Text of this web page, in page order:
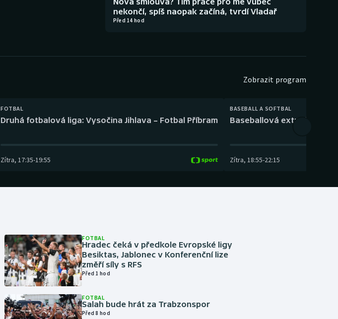
nekončí, spíš naopak začíná, tvrdí Vladař
Před 14 hod
Zobrazit program
FOTBAL
Druhá fotbalová liga: Vysočina Jihlava – Fotbal Příbram
Zítra, 17:35-19:55
BASEBALL A SOFTBAL
Baseballová extraliga:
Zítra, 18:55-22:15
FOTBAL
Hradec čeká v předkole Evropské ligy
Besiktas, Jablonec v Konferenční lize
změří síly s RFS
Před 1 hod
FOTBAL
Salah bude hrát za Trabzonspor
Před 8 hod